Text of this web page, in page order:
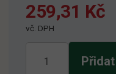
259,31 Kč
vč. DPH
Malinovka